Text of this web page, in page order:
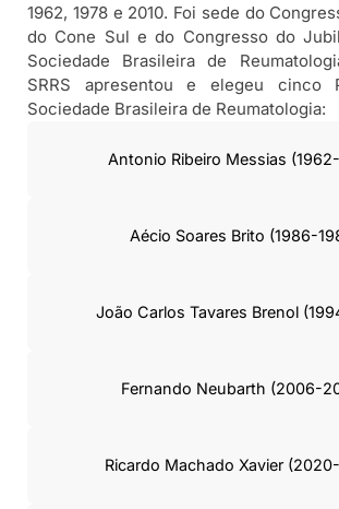
1962, 1978 e 2010. Foi sede do
do Cone Sul e do Congresso do
Sociedade Brasileira de
SRRS apresentou e elegeu cinco
Sociedade Brasileira de Reumatologia:
Antonio Ribeiro Messias
Aécio Soares Brito (1986-
João Carlos Tavares Brenol
Fernando Neubarth (2006-
Ricardo Machado Xavier